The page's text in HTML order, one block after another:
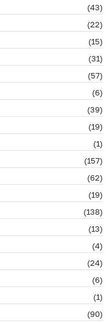
(43)
(22)
(15)
(31)
(57)
(6)
(39)
(19)
(1)
(157)
(62)
(19)
(138)
(13)
(4)
(24)
(6)
(1)
(90)